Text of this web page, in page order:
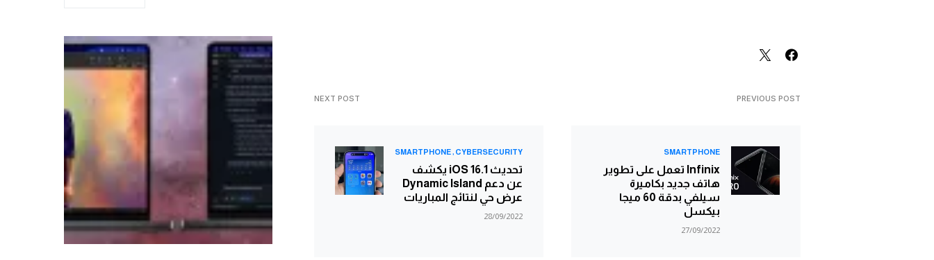
PREVIOUS POST
SMARTPHONE
Infinix تعمل على تطوير
هاتف جديد بكاميرة
سيلفي بدقة 60 ميجا
بيكسل
27/09/2022
NEXT POST
CYBERSECURITY
SMARTPHONE
تحديث iOS 16.1 يكشف
عن دعم Dynamic Island
عرض حي لنتائج المباريات
28/09/2022